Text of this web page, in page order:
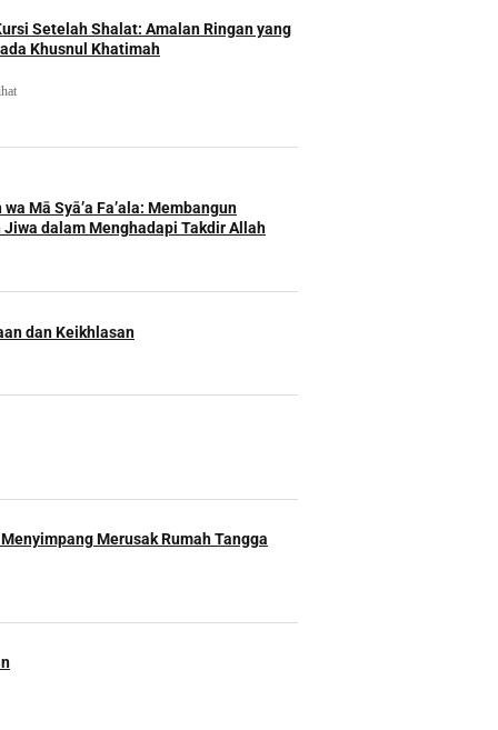
Setelah Shalat: Amalan Ringan yang
Khusnul Khatimah
Mā Syā’a Fa’ala: Membangun
Jiwa dalam Menghadapi Takdir Allah
dan Keikhlasan
Merusak Rumah Tangga